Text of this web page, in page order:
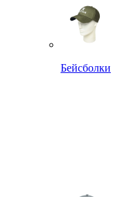
Бейсболки